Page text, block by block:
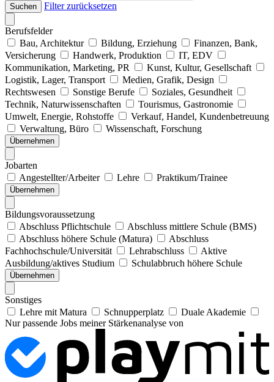
Suchen Filter zurücksetzen
Berufsfelder
Bau, Architektur
Bildung, Erziehung
Finanzen, Bank,
Versicherung
Handwerk, Produktion
IT, EDV
Kommunikation, Marketing, PR
Kunst, Kultur, Gesellschaft
Logistik, Lager, Transport
Medien, Grafik, Design
Rechtswesen
Sonstige Berufe
Soziales, Gesundheit
Technik, Naturwissenschaften
Tourismus, Gastronomie
Umwelt, Energie, Rohstoffe
Verkauf, Handel, Kundenbetreuung
Verwaltung, Büro
Wissenschaft, Forschung
Übernehmen
Jobarten
Angestellter/Arbeiter
Lehre Praktikum/Trainee
Übernehmen
Bildungsvoraussetzung
Abschluss Pflichtschule
Abschluss mittlere Schule (BMS)
Abschluss höhere Schule (Matura)
Abschluss
Fachhochschule/Universität
Lehrabschluss
Aktive
Ausbildung/aktives Studium
Schulabbruch höhere Schule
Übernehmen
Sonstiges
Lehre mit Matura
Schnupperplatz
Duale Akademie
Nur passende Jobs meiner Stärkenanalyse von